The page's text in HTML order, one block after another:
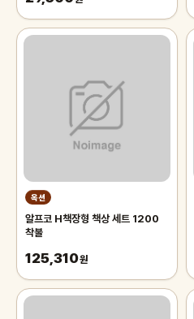
옥션
알프코 H책장형 책상 세트 1200
착불
125,310원